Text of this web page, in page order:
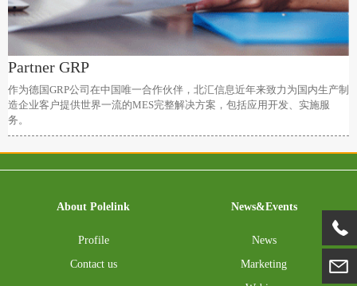
Partner GRP
作为德国GRP公司在中国唯一合作伙伴，北汇信息近年来致力为国内生产制
造企业客户提供世界一流的MES完整解决方案，包括应用开发、实施服
务。
About Polelink
Profile
Contact us
News&Events
News
Marketing